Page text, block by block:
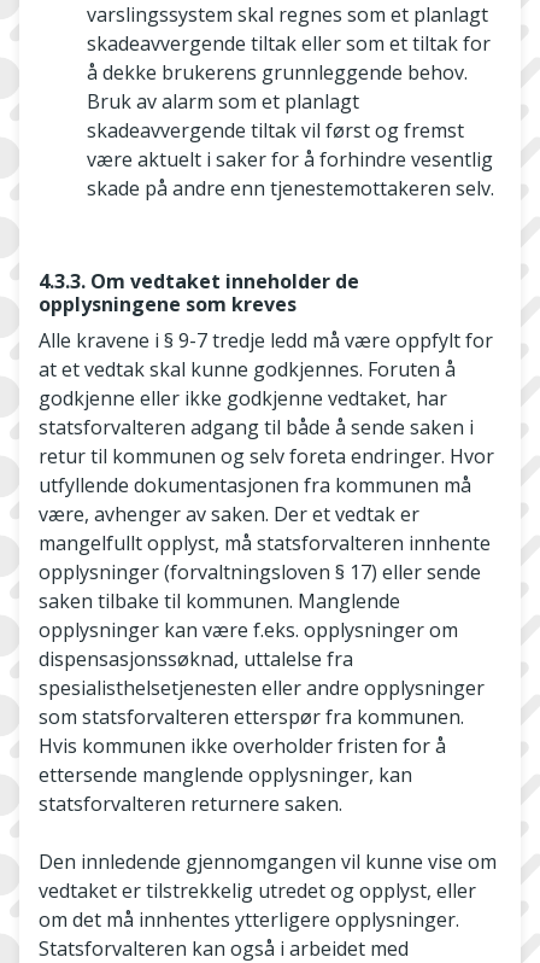
varslingssystem skal regnes som et planlagt
skadeavvergende tiltak eller som et tiltak for
å dekke brukerens grunnleggende behov.
Bruk av alarm som et planlagt
skadeavvergende tiltak vil først og fremst
være aktuelt i saker for å forhindre vesentlig
skade på andre enn tjenestemottakeren selv.
4.3.3. Om vedtaket inneholder de
opplysningene som kreves
Alle kravene i § 9-7 tredje ledd må være oppfylt for
at et vedtak skal kunne godkjennes. Foruten å
godkjenne eller ikke godkjenne vedtaket, har
statsforvalteren adgang til både å sende saken i
retur til kommunen og selv foreta endringer. Hvor
utfyllende dokumentasjonen fra kommunen må
være, avhenger av saken. Der et vedtak er
mangelfullt opplyst, må statsforvalteren innhente
opplysninger (forvaltningsloven § 17) eller sende
saken tilbake til kommunen. Manglende
opplysninger kan være f.eks. opplysninger om
dispensasjonssøknad, uttalelse fra
spesialisthelsetjenesten eller andre opplysninger
som statsforvalteren etterspør fra kommunen.
Hvis kommunen ikke overholder fristen for å
ettersende manglende opplysninger, kan
statsforvalteren returnere saken.
Den innledende gjennomgangen vil kunne vise om
vedtaket er tilstrekkelig utredet og opplyst, eller
om det må innhentes ytterligere opplysninger.
Statsforvalteren kan også i arbeidet med